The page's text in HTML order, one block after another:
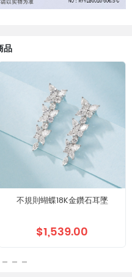
品
不規則蝴蝶18K金鑽石耳墜
$1,539.00